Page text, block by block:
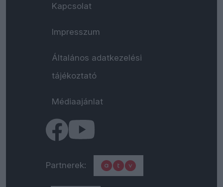
Kapcsolat
Impresszum
Általános adatkezelési
tájékoztató
Médiaajánlat
Partnerek: